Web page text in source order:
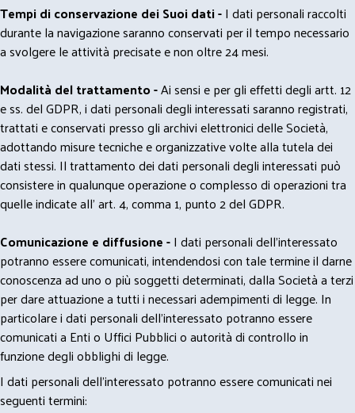
Tempi di conservazione dei Suoi dati -I dati personali raccolti
durante la navigazione saranno conservati per il tempo necessario
a svolgere le attività precisate e non oltre 24 mesi.
Modalità del trattamento -Ai sensi e per gli effetti degli artt. 12
e ss. del GDPR, i dati personali degli interessati saranno registrati,
trattati e conservati presso gli archivi elettronici delle Società,
adottando misure tecniche e organizzative volte alla tutela dei
dati stessi. Il trattamento dei dati personali degli interessati può
consistere in qualunque operazione o complesso di operazioni tra
quelle indicate all' art. 4, comma 1, punto 2 del GDPR.
Comunicazione e diffusione -I dati personali dell’interessato
potranno essere comunicati, intendendosi con tale termine il darne
conoscenza ad uno o più soggetti determinati, dalla Società a terzi
per dare attuazione a tutti i necessari adempimenti di legge. In
particolare i dati personali dell’interessato potranno essere
comunicati a Enti o Uffici Pubblici o autorità di controllo in
funzione degli obblighi di legge.
I dati personali dell’interessato potranno essere comunicati nei
seguenti termini: